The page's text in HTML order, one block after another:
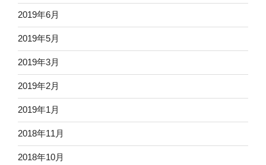
2019年6月
2019年5月
2019年3月
2019年2月
2019年1月
2018年11月
2018年10月